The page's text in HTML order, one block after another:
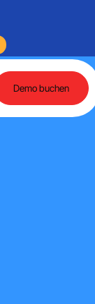
agentenbasierte KI
Demo buchen